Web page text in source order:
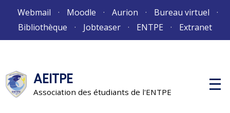
Webmail Moodle Aurion
Bureau virtuel
Bibliothèque
Jobteaser ENTPE Extranet
AEITPE
Association des étudiants de l'ENTPE
M
e